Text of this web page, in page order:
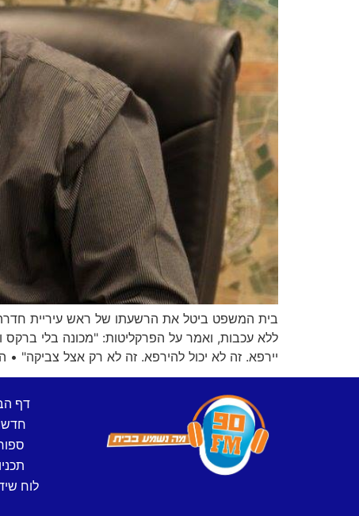
בית המשפט ביטל את הרשעתו של ראש עיריית
ללא עכבות, ואמר על הפרקליטות: "מכונה בלי
יירפא. זה לא יכול להירפא. זה לא רק אצל צביקה" •
דף
לוח